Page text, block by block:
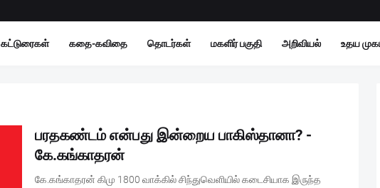
கட்டுரைகள் கதை-கவிதை தொடர்கள் மகளிர் பகுதி அறிவியல் உதய
பரதகண்டம் என்பது இன்றைய பாகிஸ்தானா? -
கே.கங்காதரன்
கே.கங்காதரன் கிமு 1800 வாக்கில் சிந்துவெளியில் கடைசியாக இருந்த